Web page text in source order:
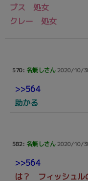
ブス 処女
クレー 処女
570: 名無しさん2020/10/
>>564
助かる
582: 名無しさん2020/10/
>>564
は？ フィッシュル